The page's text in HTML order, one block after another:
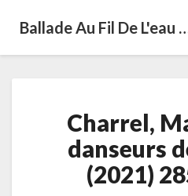
Ballade Au Fil De L'eau
«
de
Charrel,
danseurs
(2021)